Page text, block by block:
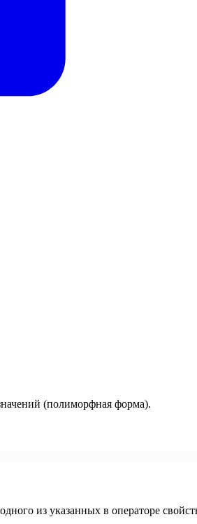
(полиморфная форма).
из указанных в операторе